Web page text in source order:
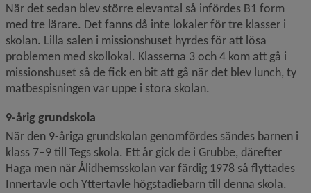
När det sedan blev större elevantal så infördes B1 form
med tre lärare. Det fanns då inte lokaler för tre klasser i
skolan. Lilla salen i missionshuset hyrdes för att lösa
problemen med skollokal. Klasserna 3 och 4 kom att gå i
missionshuset så de fick en bit att gå när det blev lunch, ty
matbespisningen var uppe i stora skolan.
9-årig grundskola
När den 9-åriga grundskolan genomfördes sändes barnen i
klass 7–9 till Tegs skola. Ett år gick de i Grubbe, därefter
Haga men när Ålidhemsskolan var färdig 1978 så flyttades
Innertavle och Yttertavle högstadiebarn till denna skola.